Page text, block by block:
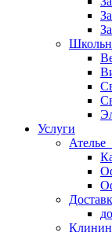
Услуги
Ателье